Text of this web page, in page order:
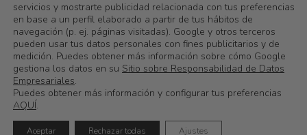
Subtotal: 0,00€
Otoño/invierno
©2026 Calzadoslobo
servicios y mostrarte publicidad relacionada con tus preferencias
en base a un perfil elaborado a partir de tus hábitos de
navegación (p. ej. páginas visitadas). Google y otros terceros
pueden usar tus datos personales con fines publicitarios y de
medición. Puedes obtener más información sobre cómo Google
gestiona los datos en su Sitio sobre Responsabilidad de Datos
Empresariales.
Puedes obtener más información y configurar tus preferencias
AQUÍ.
Aceptar Rechazar todas Ajustes